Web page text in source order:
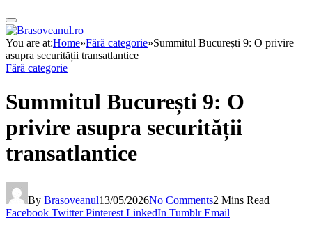
You are at:Home»Fără categorie»Summitul București 9: O privire
asupra securității transatlantice
Fără categorie
Summitul București 9: O
privire asupra securității
transatlantice
By Brasoveanul13/05/2026No Comments2 Mins Read
Facebook Twitter Pinterest LinkedIn Tumblr Email